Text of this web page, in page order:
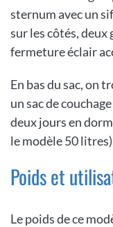
sternum avec un
sur les côtés, deux
fermeture éclair
En bas du sac, on
un sac de
deux jours en
le modèle 50
Poids et
Le poids de ce